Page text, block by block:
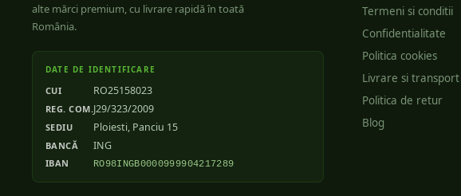
alte mărci premium, cu livrare rapidă în toată
România.
DATE DE IDENTIFICARE
CUI RO25158023
REG. COM.J29/323/2009
SEDIU Ploiesti, Panciu 15
BANCĂ ING
IBAN RO98INGB0000999904217289
Termeni si conditii
Confidentialitate
Politica cookies
Livrare si transport
Politica de retur
Blog